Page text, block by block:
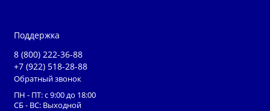
Поддержка
8 (800) 222-36-88
+7 (922) 518-28-88
Обратный звонок
ПН - ПТ: с 9:00 до 18:00
СБ - ВС: Выходной